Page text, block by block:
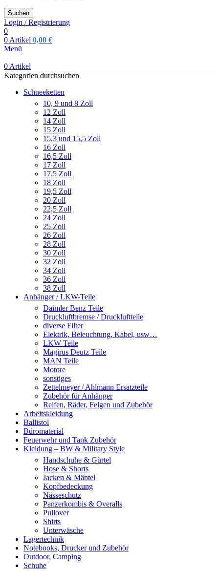
Suchen
Login / Registrierung
0
0 Artikel 0,00 €
Menü
0 Artikel
Kategorien durchsuchen
Schneeketten
10, 9 und 8 Zoll
12 Zoll
14 Zoll
15 Zoll
15,3 und 15,5 Zoll
16 Zoll
16,5 Zoll
17 Zoll
17,5 Zoll
18 Zoll
19,5 Zoll
20 Zoll
22,5 Zoll
24 Zoll
25 Zoll
26 Zoll
28 Zoll
30 Zoll
32 Zoll
34 Zoll
36 Zoll
38 Zoll
Anhänger / LKW-Teile
Daimler Benz Teile
Druckluftbremse / Druckluftteile
diverse Filter
Elektrik, Beleuchtung, Kabel, usw…
LKW Teile
Magirus Deutz Teile
MAN Teile
Motore
sonstiges
Zettelmeyer / Ahlmann Ersatzteile
Zubehör für Anhänger
Reifen, Räder, Felgen und Zubehör
Arbeitskleidung
Ballistol
Büromaterial
Feuerwehr und Tank Zubehör
Kleidung – BW & Military Style
Handschuhe & Gürtel
Hose & Shorts
Jacken & Mäntel
Kopfbedeckung
Nässeschutz
Panzerkombis & Overalls
Pullover
Shirts
Unterwäsche
Lagertechnik
Notebooks, Drucker und Zubehör
Outdoor, Camping
Schuhe